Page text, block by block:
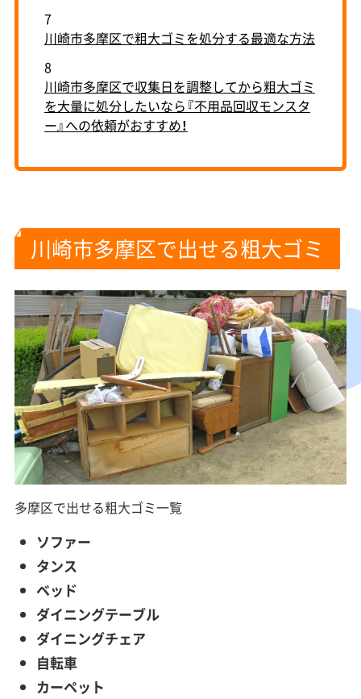
7
川崎市多摩区で粗大ゴミを処分する最適な方法
8
川崎市多摩区で収集日を調整してから粗大ゴミ
を大量に処分したいなら『不用品回収モンスタ
ー』への依頼がおすすめ！
川崎市多摩区で出せる粗大ゴミ
多摩区で出せる粗大ゴミ一覧
ソファー
タンス
ベッド
ダイニングテーブル
ダイニングチェア
自転車
カーペット